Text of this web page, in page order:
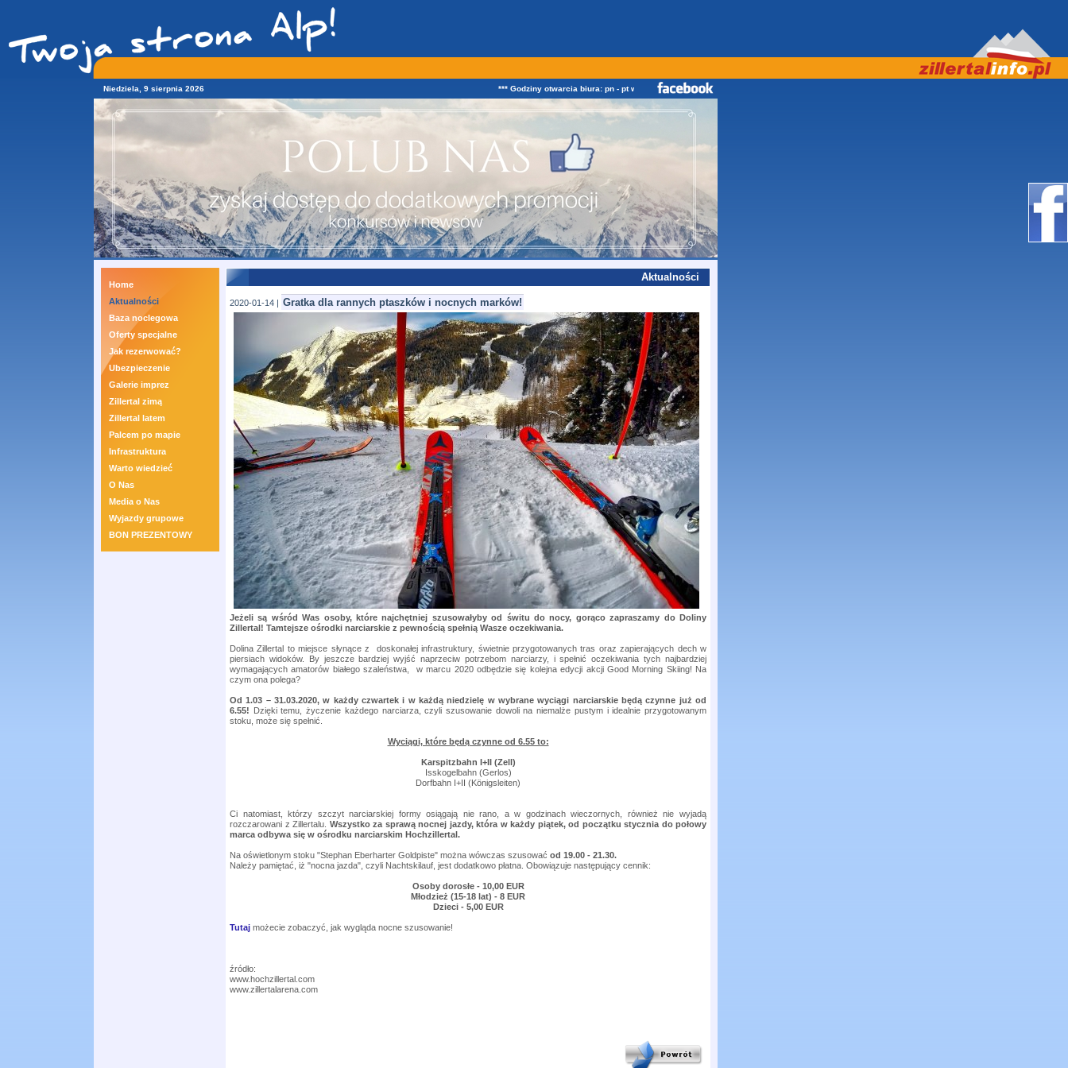
Niedziela, 9 sierpnia 2026 *** Godziny otwarcia biura: pn - pt w godz. od 08:00 do 16:00 ZAPRASZAMY! ***
Home
Aktualności
Baza noclegowa
Oferty specjalne
Jak rezerwować?
Ubezpieczenie
Galerie imprez
Zillertal zimą
Zillertal latem
Palcem po mapie
Infrastruktura
Warto wiedzieć
O Nas
Media o Nas
Wyjazdy grupowe
BON PREZENTOWY
Aktualności
2020-01-14 | Gratka dla rannych ptaszków i nocnych marków!
Jeżeli są wśród Was osoby, które najchętniej szusowałyby od świtu do nocy, gorąco zapraszamy do Doliny
Zillertal! Tamtejsze ośrodki narciarskie z pewnością spełnią Wasze oczekiwania.
Dolina Zillertal to miejsce słynące z
doskonałej infrastruktury, świetnie przygotowanych tras oraz zapierających dech w
piersiach widoków. By jeszcze bardziej wyjść naprzeciw potrzebom narciarzy, i spełnić oczekiwania tych najbardziej
wymagających amatorów białego szaleństwa,
w marcu 2020 odbędzie się kolejna edycji akcji Good Morning Skiing! Na
czym ona polega?
Od 1.03 – 31.03.2020, w każdy czwartek i w każdą niedzielę w wybrane wyciągi narciarskie będą czynne już od
6.55! Dzięki temu, życzenie każdego narciarza, czyli szusowanie dowoli na niemalże pustym i idealnie przygotowanym
stoku, może się spełnić.
Wyciągi, które będą czynne od 6.55 to:
Karspitzbahn I+II (Zell)
Isskogelbahn (Gerlos)
Dorfbahn I+II (Königsleiten)
Ci natomiast, którzy szczyt narciarskiej formy osiągają nie rano, a w godzinach wieczornych, również nie wyjadą
rozczarowani z Zillertalu. Wszystko za sprawą nocnej jazdy, która w każdy piątek, od początku stycznia do połowy
marca odbywa się w ośrodku narciarskim Hochzillertal.
Na oświetlonym stoku "Stephan Eberharter Goldpiste" można wówczas szusować od 19.00 - 21.30.
Należy pamiętać, iż "nocna jazda", czyli Nachtskilauf, jest dodatkowo płatna. Obowiązuje następujący cennik:
Osoby dorosłe - 10,00 EUR
Młodzież (15-18 lat) - 8 EUR
Dzieci - 5,00 EUR
Tutaj możecie zobaczyć, jak wygląda nocne szusowanie!
źródło:
www.hochzillertal.com
www.zillertalarena.com